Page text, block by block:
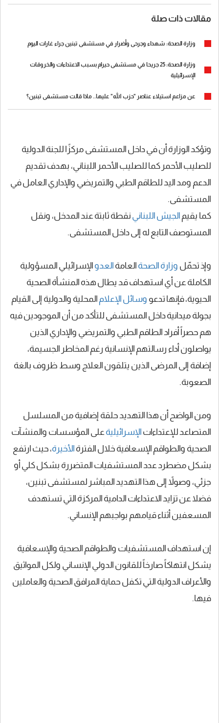
مقالات ذات صلة
وزارة الصحة: شهداء وجرحى وأضرار في مستشفى تبنين جراء غارات اليوم
وزارة الصحة: 25 جريحا في مستشفى حيرام بسبب الاعتداءات والخروقات
الإسرائيلية
عن مزاعم استيلاء عناصر "حزب الله" عليها.. ماذا قالت مستشفى تبنين؟
وتؤكد الوزارة أن في داخل المستشفى مركزًا للجنة الدولية
للصليب الأحمر كما للصليب الأحمر اللبناني، بهدف تقديم
الدعم ومد اليد للطاقم الطبي والتمريضي والإداري العامل في
المستشفى.
كما يقيم الجيش اللبناني نقطة ثابتة عند المدخل، ونقل
المستوصف التابع له إلى داخل المستشفى.
وإذ تحمّل وزارة الصحة العامة العدو الإسرائيلي المسؤولية
الكاملة عن أي استهداف قد يطال هذه المنشأة الصحية
الحيوية، فإنها تدعو وسائل الإعلام المحلية والدولية إلى القيام
بجولة ميدانية داخل المستشفى للتأكد من أن الموجودين فيه
هم حصراً أفراد الطاقم الطبي والتمريضي والإداري الذين
يواصلون أداء رسالتهم الإنسانية رغم المخاطر الجسيمة،
إضافة إلى المرضى الذين يتلقون العلاج وسط ظروف بالغة
الصعوبة.
ومن الواضح أن هذا التهديد حلقة إضافية من المسلسل
المتصاعد للإعتداءات الإسرائيليةعلى المؤسسات والمنشآت
الصحية والطواقم الإسعافية خلال الفترة الأخيرة، حيث ارتفع
بشكل مضطرد عدد المستشفيات المتضررة بشكل كلي أو
جزئي، وصولاً إلى هذا التهديد المباشر لمستشفى تبنين،
فضلا عن تزايد الاعتداءات الدامية المركزة التي تستهدف
المسعفين أثناء قيامهم بواجبهم الإنساني.
إن استهداف المستشفيات والطواقم الصحية والإسعافية
يشكل انتهاكاً صارخاً للقانون الدولي الإنساني ولكل المواثيق
والأعراف الدولية التي تكفل حماية المرافق الصحية والعاملين
فيها.